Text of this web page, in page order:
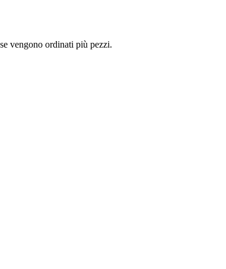
vengono ordinati più pezzi.